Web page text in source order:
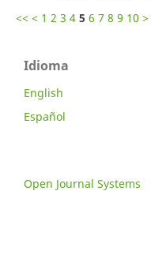
<< < 1 2 3 4 5 6 7 8 9 10 >
Idioma
English
Español
Open Journal Systems